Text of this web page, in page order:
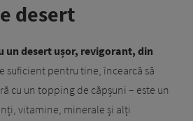
desert
un desert ușor, revigorant, din
suficient pentru tine, încearcă să
cu un topping de căpșuni – este un
vitamine, minerale și alți